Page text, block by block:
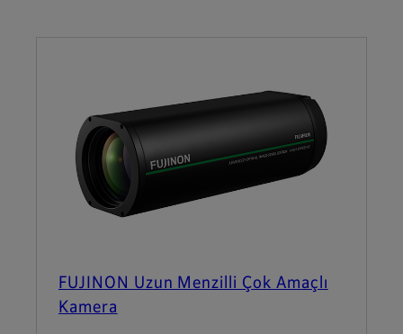
FUJINON Uzun Menzilli Çok Amaçlı
Kamera